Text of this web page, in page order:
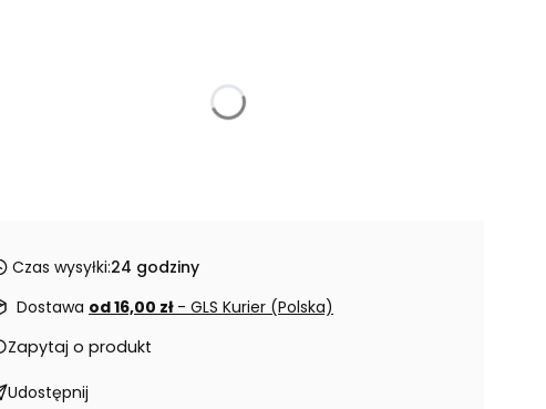
Czas wysyłki:24 godziny
Dostawa od 16,00 zł - GLS Kurier (Polska)
Zapytaj o produkt
Udostępnij